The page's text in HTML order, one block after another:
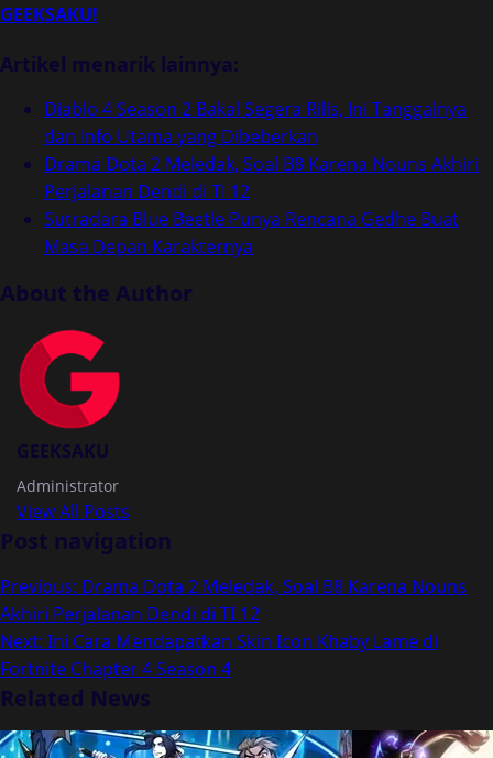
GEEKSAKU!
Artikel menarik lainnya:
Diablo 4 Season 2 Bakal Segera Rilis, Ini Tanggalnya
dan Info Utama yang Dibeberkan
Drama Dota 2 Meledak, Soal B8 Karena Nouns Akhiri
Perjalanan Dendi di TI 12
Sutradara Blue Beetle Punya Rencana Gedhe Buat
Masa Depan Karakternya
About the Author
GEEKSAKU
Administrator
View All Posts
Post navigation
Previous: Drama Dota 2 Meledak, Soal B8 Karena Nouns
Akhiri Perjalanan Dendi di TI 12
Next: Ini Cara Mendapatkan Skin Icon Khaby Lame di
Fortnite Chapter 4 Season 4
Related News